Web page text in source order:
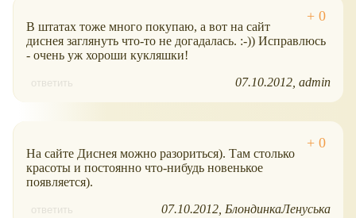
В штатах тоже много покупаю, а вот на сайт
диснея заглянуть что-то не догадалась. :-)) Исправлюсь
- очень уж хороши кукляшки!
ответить 07.10.2012 admin
На сайте Диснея можно разориться). Там столько
красоты и постоянно что-нибудь новенькое
появляется).
ответить 07.10.2012 БлондинкаЛенуська